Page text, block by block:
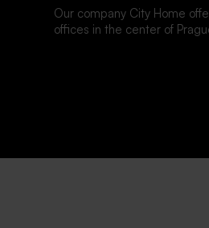
Our company City Home
offices in the center of